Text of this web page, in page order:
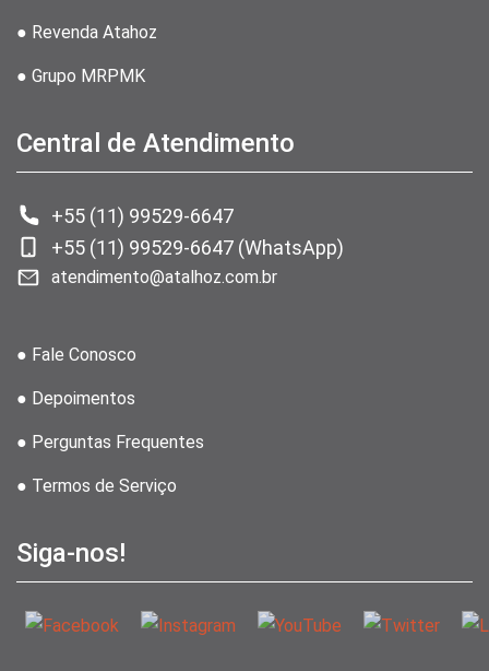
● Revenda Atahoz
● Grupo MRPMK
Central de Atendimento
+55 (11) 99529-6647
+55 (11) 99529-6647 (WhatsApp)
atendimento@atalhoz.com.br
● Fale Conosco
● Depoimentos
● Perguntas Frequentes
● Termos de Serviço
Siga-nos!